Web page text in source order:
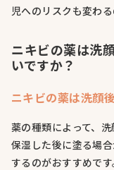
児へのリスクも変わ
ニキビの薬は洗
いですか？
ニキビの薬は洗顔
薬の種類によって、
保湿した後に塗る場
するのがおすすめで